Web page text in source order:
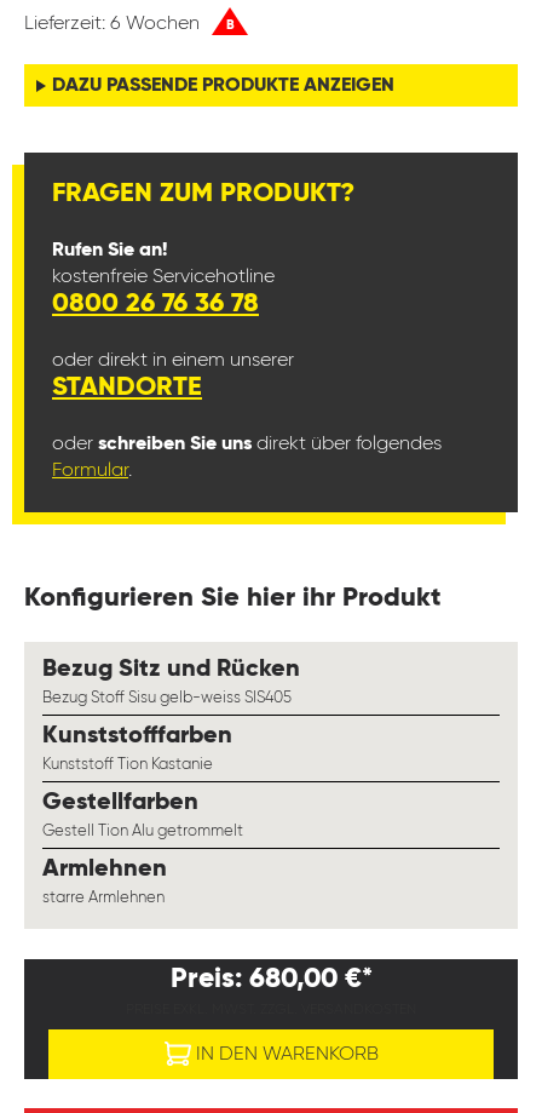
Lieferzeit: 6 Wochen B
DAZU PASSENDE PRODUKTE ANZEIGEN
FRAGEN ZUM PRODUKT?
Rufen Sie an!
kostenfreie Servicehotline
0800 26 76 36 78
oder direkt in einem unserer
STANDORTE
oder schreiben Sie uns direkt über folgendes
Formular.
Konfigurieren Sie hier ihr Produkt
Bezug Sitz und Rücken
Bezug Stoff Sisu gelb-weiss SIS405
Kunststofffarben
Kunststoff Tion Kastanie
Gestellfarben
Gestell Tion Alu getrommelt
Armlehnen
starre Armlehnen
Preis: 680,00 €*
IN DEN WARENKORB